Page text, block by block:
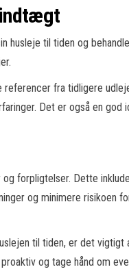
husleje til tiden og
fra tidligere
Det er også en god
forpligtelser. Dette
og minimere risikoen
til tiden, er det vigtigt
og tage hånd om